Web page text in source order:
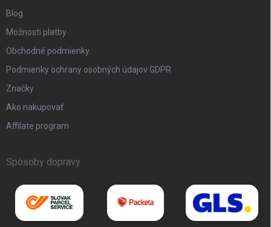
Blog
Možnosti platby
Obchodné podmienky
Podmienky ochrany osobných údajov GDPR
Značky
Ako nakupovať
Affilate program
Spôsoby dopravy